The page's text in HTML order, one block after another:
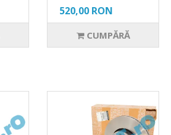
520,00 RON
CUMPĂRĂ